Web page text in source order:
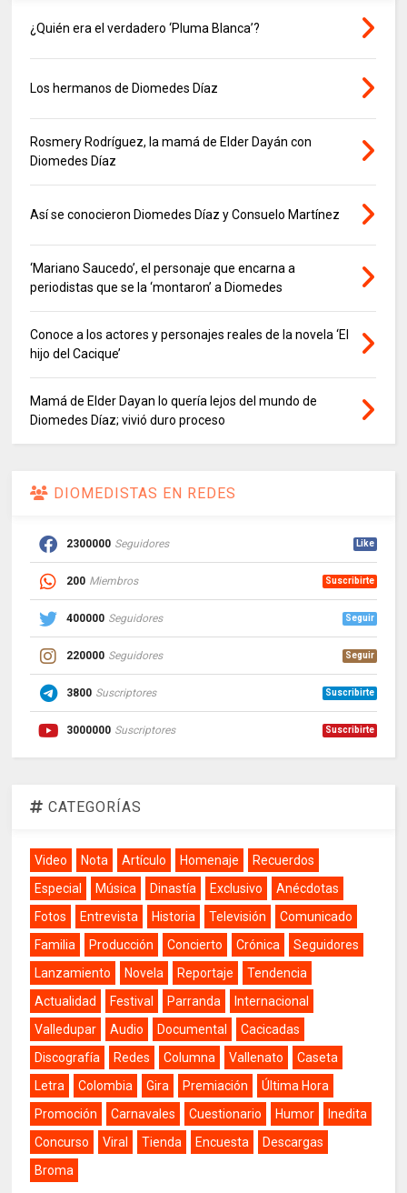
¿Quién era el verdadero ‘Pluma Blanca’?
Los hermanos de Diomedes Díaz
Rosmery Rodríguez, la mamá de Elder Dayán con
Diomedes Díaz
Así se conocieron Diomedes Díaz y Consuelo Martínez
‘Mariano Saucedo’, el personaje que encarna a
periodistas que se la ‘montaron’ a Diomedes
Conoce a los actores y personajes reales de la novela ‘El
hijo del Cacique’
Mamá de Elder Dayan lo quería lejos del mundo de
Diomedes Díaz; vivió duro proceso
DIOMEDISTAS EN REDES
2300000 Seguidores Like
200 Miembros Suscribirte
400000 Seguidores Seguir
220000 Seguidores Seguir
3800 Suscriptores Suscribirte
3000000 Suscriptores Suscribirte
CATEGORÍAS
Video Nota Artículo Homenaje
Recuerdos
Especial
Música Dinastía Exclusivo
Anécdotas
Fotos
Entrevista Historia Televisión
Comunicado
Familia
Producción Concierto Crónica
Seguidores
Lanzamiento
Novela Reportaje
Tendencia
Actualidad
Festival Parranda
Internacional
Valledupar
Audio Documental
Cacicadas
Discografía
Redes Columna Vallenato
Caseta
Letra
Colombia Gira Premiación
Última Hora
Promoción
Carnavales Cuestionario Humor
Inedita
Concurso
Viral Tienda Encuesta
Descargas
Broma